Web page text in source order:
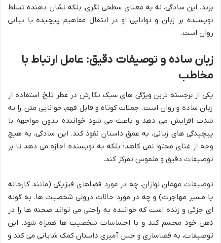
بزند. این سادگی، نه به معنای سطحی نگری، بلکه نشان دهنده تسلط
نویسنده بر زبان و توانایی او در انتقال مفاهیم پیچیده با بیانی
روان است.
زبان ساده و توصیفات دقیق: عامل ارتباط با
مخاطب
یکی از برجسته ترین ویژگی های سبک نگارش در عطر تلخ، استفاده از
زبان ساده و روان است. جملات کوتاه و قابل فهم، خوانایی متن را به
شدت افزایش می دهد و باعث می شود خواننده بدون مواجهه با
پیچیدگی های زبانی، به عمق داستان نفوذ کند. این سادگی، به هیچ
وجه از غنای محتوا نمی کاهد؛ بلکه به نویسنده اجازه می دهد تا بر
توصیفات دقیق و ملموس تمرکز کند.
توصیفات مهمان نوازان، چه در مورد فضاهای فیزیکی (مانند کارخانه
یا مسیر مهاجرت) و چه در مورد حالات درونی شخصیت ها، به گونه
ای جزئی و زنده است که خواننده به راحتی می تواند صحنه ها را در
ذهن خود مجسم کند و با احساسات شخصیت ها همراه شود. این
توصیفات، به فضاسازی و حس آمیزی داستان کمک شایانی می کند و